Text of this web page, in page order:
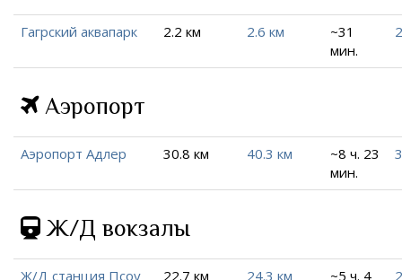
Гагрский аквапарк 2.2 км 2.6 км
~31
мин.
Аэропорт
Аэропорт Адлер 30.8 км 40.3 км
~8 ч. 23
мин.
Ж/Д вокзалы
Ж/Д станция Псоу 22.7 км 24.3 км
~5 ч. 4